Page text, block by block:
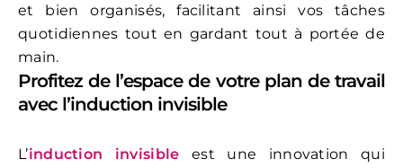
et bien organisés, facilitant ainsi vos tâches
quotidiennes tout en gardant tout à portée de
main.
Profitez de l’espace de votre plan de travail
avec l’induction invisible
L’induction invisible est une innovation qui